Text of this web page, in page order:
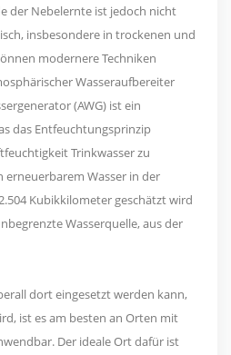
der Nebelernte ist jedoch nicht
insbesondere in trockenen und
modernere Techniken
Wasseraufbereiter
(AWG) ist ein
das Entfeuchtungsprinzip
Trinkwasser zu
erneuerbarem Wasser in der
Kubikkilometer geschätzt wird
Wasserquelle, aus der
dort eingesetzt werden kann,
ist es am besten an Orten mit
Der ideale Ort dafür ist